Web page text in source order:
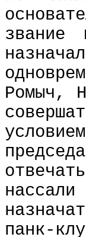
звание
Ромыч,
панк-